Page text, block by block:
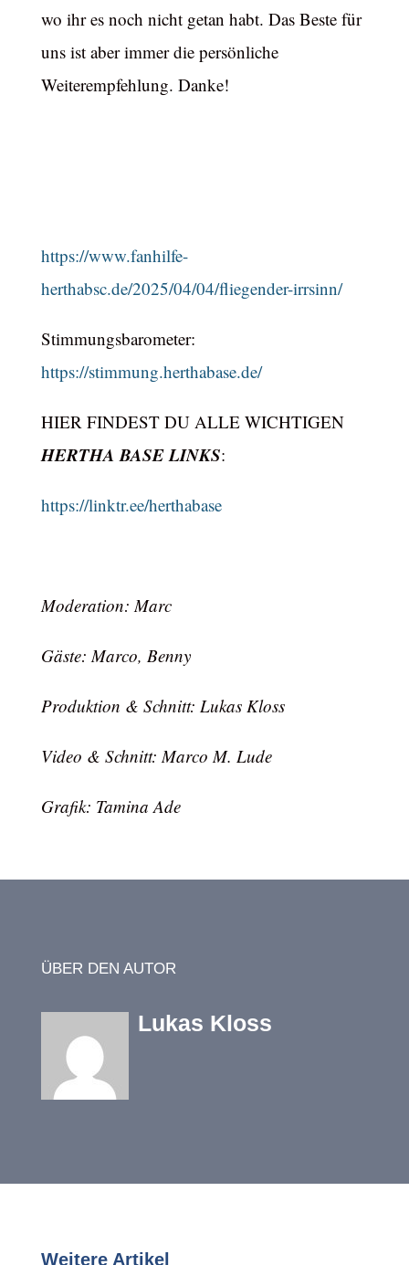
wo ihr es noch nicht getan habt. Das Beste für
uns ist aber immer die persönliche
Weiterempfehlung. Danke!
https://www.fanhilfe-
herthabsc.de/2025/04/04/fliegender-irrsinn/
Stimmungsbarometer:
https://stimmung.herthabase.de/
HIER FINDEST DU ALLE WICHTIGEN
HERTHA BASE LINKS:
https://linktr.ee/herthabase
Moderation: Marc
Gäste: Marco, Benny
Produktion & Schnitt: Lukas Kloss
Video & Schnitt: Marco M. Lude
Grafik: Tamina Ade
ÜBER DEN AUTOR
Lukas Kloss
Weitere Artikel